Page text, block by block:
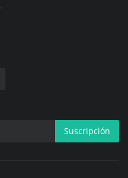
Suscripción